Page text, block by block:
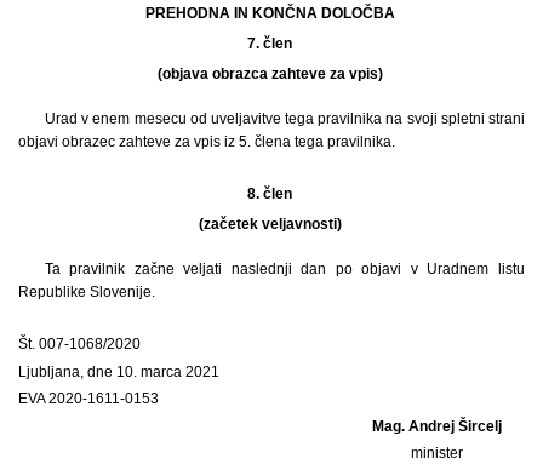
PREHODNA IN KONČNA DOLOČBA
7. člen
(objava obrazca zahteve za vpis)
Urad v enem mesecu od uveljavitve tega pravilnika na svoji spletni strani
objavi obrazec zahteve za vpis iz 5. člena tega pravilnika.
8. člen
(začetek veljavnosti)
Ta pravilnik začne veljati naslednji dan po objavi v Uradnem listu
Republike Slovenije.
Št. 007-1068/2020
Ljubljana, dne 10. marca 2021
EVA 2020-1611-0153
Mag. Andrej Šircelj
minister